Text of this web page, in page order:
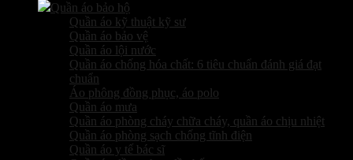
Quần áo bảo hộ
Quần áo kỹ thuật kỹ sư
Quần áo bảo vệ
Quần áo lội nước
Quần áo chống hóa chất: 6 tiêu chuẩn đánh giá đạt
chuẩn
Áo phông đồng phục, áo polo
Quần áo mưa
Quần áo phòng cháy chữa cháy, quần áo chịu nhiệt
Quần áo phòng sạch chống tĩnh điện
Quần áo y tế bác sĩ